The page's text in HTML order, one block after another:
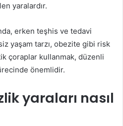
yaralardır.
erken teşhis ve tedavi
yaşam tarzı, obezite gibi risk
çoraplar kullanmak, düzenli
önemlidir.
yaraları nasıl